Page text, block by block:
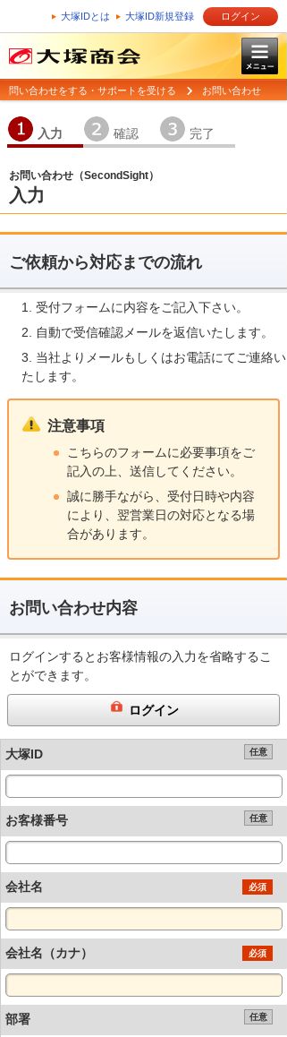
大塚IDとは 大塚ID新規登録 ログイン
問い合わせをする・サポートを受ける お問い合わせ
入力
確認
完了
お問い合わせ（SecondSight）
入力
ご依頼から対応までの流れ
受付フォームに内容をご記入下さい。
自動で受信確認メールを返信いたします。
当社よりメールもしくはお電話にてご連絡い
たします。
注意事項
こちらのフォームに必要事項をご
記入の上、送信してください。
誠に勝手ながら、受付日時や内容
により、翌営業日の対応となる場
合があります。
お問い合わせ内容
ログインするとお客様情報の入力を省略するこ
とができます。
ログイン
大塚ID 任意
お客様番号 任意
会社名 必須
会社名（カナ） 必須
部署 任意